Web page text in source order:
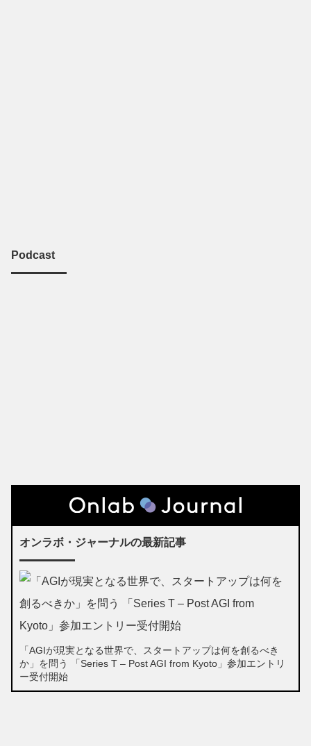
Podcast
オンラボ・ジャーナルの最新記事
「AGIが現実となる世界で、スタートアップは何を創るべき
か」を問う 「Series T – Post AGI from Kyoto」参加エントリ
ー受付開始